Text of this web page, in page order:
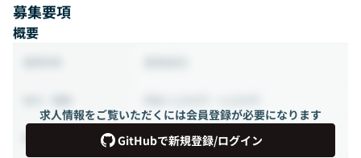
募集要項
概要
求人情報をご覧いただくには会員登録が必要になります
GitHubで新規登録/ログイン
80時間 ~ 120時間（週20 ~ 30時間）